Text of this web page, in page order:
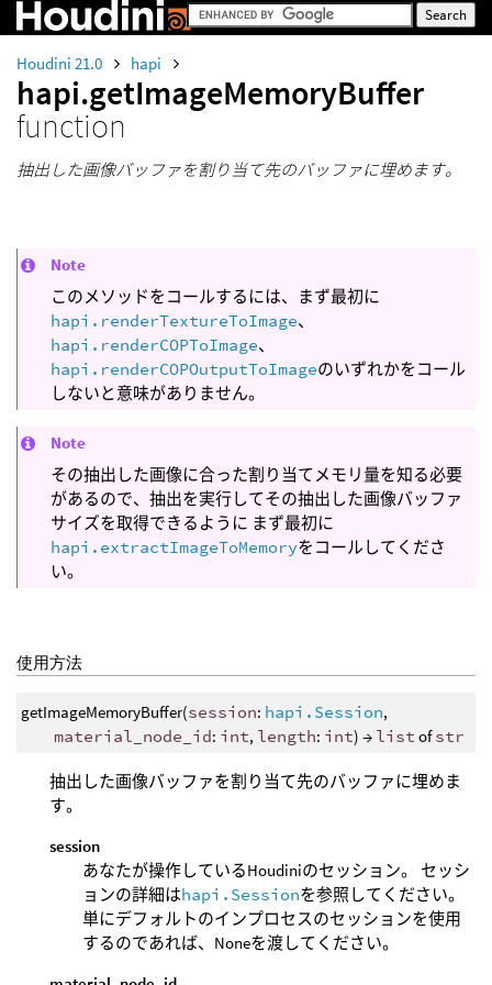
Houdini 21.0 hapi
hapi.getImageMemoryBuffer
function
抽出した画像バッファを割り当て先のバッファに埋めます。
Note
このメソッドをコールするには、まず最初に
hapi.renderTextureToImage、
hapi.renderCOPToImage、
hapi.renderCOPOutputToImageのいずれかをコール
しないと意味がありません。
Note
その抽出した画像に合った割り当てメモリ量を知る必要
があるので、抽出を実行してその抽出した画像バッファ
サイズを取得できるように まず最初に
hapi.extractImageToMemoryをコールしてくださ
い。
使用方法
getImageMemoryBuffer(session: hapi.Session,
material_node_id: int, length: int) → list ofstr
抽出した画像バッファを割り当て先のバッファに埋めま
す。
session
あなたが操作しているHoudiniのセッション。 セッシ
ョンの詳細はhapi.Sessionを参照してください。
単にデフォルトのインプロセスのセッションを使用
するのであれば、Noneを渡してください。